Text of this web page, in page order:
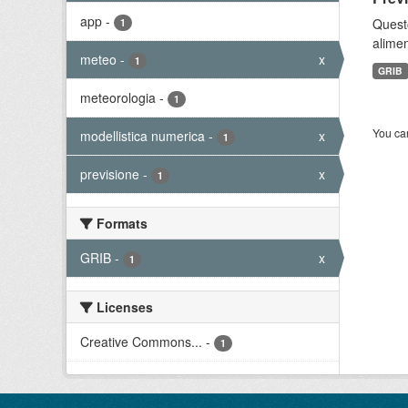
app - 1
meteo - 1 x
meteorologia - 1
modellistica numerica - 1 x
previsione - 1 x
Formats
GRIB - 1 x
Licenses
Creative Commons... - 1
GRIB
You